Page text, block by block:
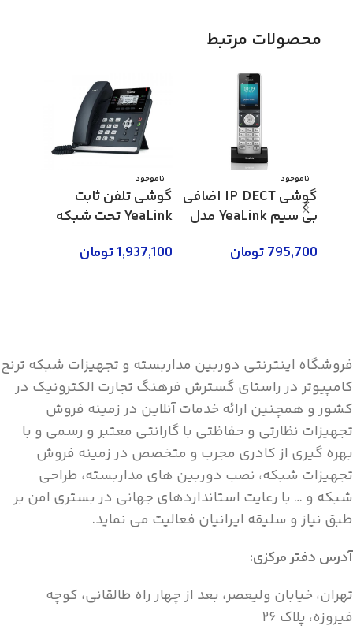
محصولات مرتبط
ناموجود
گوشی IP DECT اضافی
بی سیم YeaLink مدل
795,700تومان
ناموجود
گوشی تلفن ثابت
YeaLink تحت شبکه
1,937,100تومان
فروشگاه اینترنتی دوربین مداربسته و تجهیزات شبکه ترنج
کامپیوتر در راستای گسترش فرهنگ تجارت الکترونیک در
کشور و همچنین ارائه خدمات آنلاین در زمینه فروش
تجهیزات نظارتی و حفاظتی با گارانتی معتبر و رسمی و با
بهره گیری از کادری مجرب و متخصص در زمینه فروش
تجهیزات شبکه، نصب دوربین های مداربسته، طراحی
شبکه و … با رعایت استانداردهای جهانی در بستری امن بر
طبق نیاز و سلیقه ایرانیان فعالیت می نماید.
آدرس دفتر مرکزی:
تهران، خیابان ولیعصر، بعد از چهار راه طالقانی، کوچه
فیروزه، پلاک ۲۶